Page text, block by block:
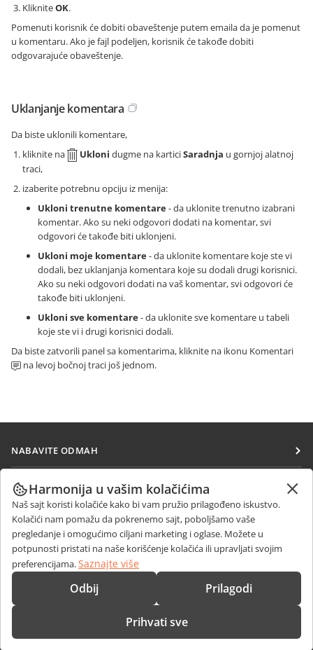
KlikniteOK.
Pomenuti korisnik će dobiti obaveštenje putem emaila da je pomenut
u komentaru. Ako je fajl podeljen, korisnik će takođe dobiti
odgovarajuće obaveštenje.
Uklanjanje komentara
Da biste uklonili komentare,
kliknite na
Ukloni dugme na karticiSaradnja u gornjoj alatnoj
traci,
izaberite potrebnu opciju iz menija:
Ukloni trenutne komentare- da uklonite trenutno izabrani
komentar. Ako su neki odgovori dodati na komentar, svi
odgovori će takođe biti uklonjeni.
Ukloni moje komentare- da uklonite komentare koje ste vi
dodali, bez uklanjanja komentara koje su dodali drugi korisnici.
Ako su neki odgovori dodati na vaš komentar, svi odgovori će
takođe biti uklonjeni.
Ukloni sve komentare- da uklonite sve komentare u tabeli
koje ste vi i drugi korisnici dodali.
Da biste zatvorili panel sa komentarima, kliknite na ikonu Komentari
na levoj bočnoj traci još jednom.
NABAVITE ODMAH
Docs
DocSpace
Workspace
Konektori
Desktop aplikacije
Mobilne aplikacije
SARAĐUJTE
Za doprinosioce
Za prevodioce
Za influensere
Slobodna radna mesta
PRIMAJTE VESTI
Blog
DOBIJTE POMOĆ
Forum
KONTAKTIRAJTE NAS
Pitanja o prodaji
sales@onlyoffice.com
Harmonija u vašim kolačićima
Naš sajt koristi kolačiće kako bi vam pružio prilagođeno iskustvo.
Kolačići nam pomažu da pokrenemo sajt, poboljšamo vaše
pregledanje i omogućimo ciljani marketing i oglase. Možete u
potpunosti pristati na naše korišćenje kolačića ili upravljati svojim
preferencijama.Saznajte više
Odbij Prilagodi
Prihvati sve